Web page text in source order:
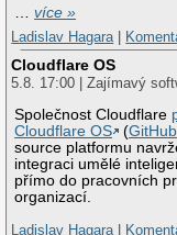
…více »
Ladislav Hagara
Cloudflare OS
5.8. 17:00 | Zajímavý
Společnost Cloudflare
Cloudflare OS
(GitHub
source platformu
integraci umělé
přímo do pracovních
organizací.
Ladislav Hagara